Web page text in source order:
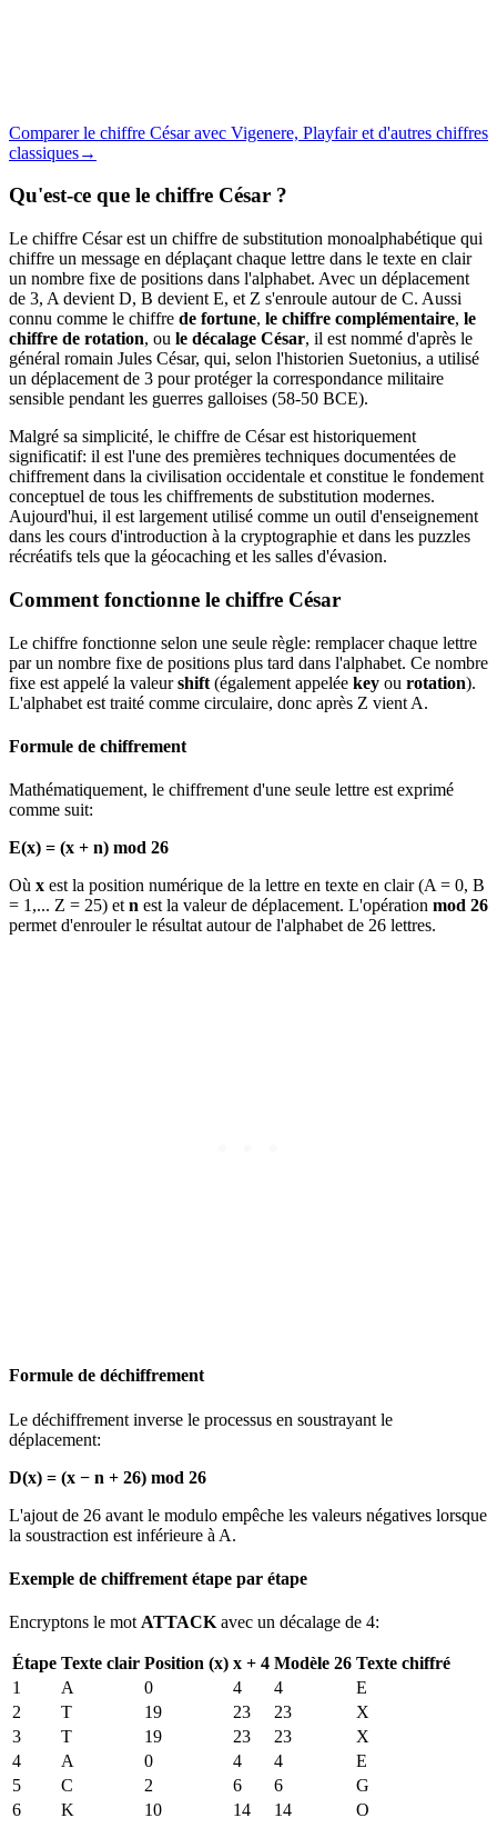
Comparer le chiffre César avec Vigenere, Playfair et d'autres chiffres
classiques→
Qu'est-ce que le chiffre César ?
Le chiffre César est un chiffre de substitution monoalphabétique qui
chiffre un message en déplaçant chaque lettre dans le texte en clair
un nombre fixe de positions dans l'alphabet. Avec un déplacement
de 3, A devient D, B devient E, et Z s'enroule autour de C. Aussi
connu comme le chiffre de fortune, le chiffre complémentaire, le
chiffre de rotation, ou le décalage César, il est nommé d'après le
général romain Jules César, qui, selon l'historien Suetonius, a utilisé
un déplacement de 3 pour protéger la correspondance militaire
sensible pendant les guerres galloises (58-50 BCE).
Malgré sa simplicité, le chiffre de César est historiquement
significatif: il est l'une des premières techniques documentées de
chiffrement dans la civilisation occidentale et constitue le fondement
conceptuel de tous les chiffrements de substitution modernes.
Aujourd'hui, il est largement utilisé comme un outil d'enseignement
dans les cours d'introduction à la cryptographie et dans les puzzles
récréatifs tels que la géocaching et les salles d'évasion.
Comment fonctionne le chiffre César
Le chiffre fonctionne selon une seule règle: remplacer chaque lettre
par un nombre fixe de positions plus tard dans l'alphabet. Ce nombre
fixe est appelé la valeurshift (également appelée key ou rotation).
L'alphabet est traité comme circulaire, donc après Z vient A.
Formule de chiffrement
Mathématiquement, le chiffrement d'une seule lettre est exprimé
comme suit:
E(x) = (x + n) mod 26
Où x est la position numérique de la lettre en texte en clair (A = 0, B
= 1,... Z = 25) et n est la valeur de déplacement. L'opération mod 26
permet d'enrouler le résultat autour de l'alphabet de 26 lettres.
Formule de déchiffrement
Le déchiffrement inverse le processus en soustrayant le
déplacement:
D(x) = (x − n + 26) mod 26
L'ajout de 26 avant le modulo empêche les valeurs négatives lorsque
la soustraction est inférieure à A.
Exemple de chiffrement étape par étape
Encryptons le mot ATTACK avec un décalage de 4:
Étape Texte clair Position (x) x + 4 Modèle 26 Texte chiffré
1
A 0 4 4
E
2
T 19 23 23
X
3
T 19 23 23
X
4
A 0 4 4
E
5
C 2 6 6
G
6
K 10 14 14 O